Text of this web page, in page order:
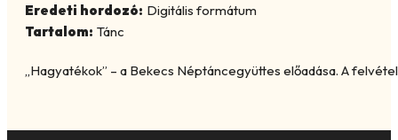
Eredeti hordozó: Digitális formátum
Tartalom: Tánc
„Hagyatékok” – a Bekecs Néptáncegyüttes előadása. A